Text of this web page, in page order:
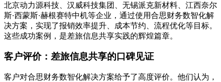
北京动力源科技、汉威科技集团、无锡派克新材料、江西奈尔
斯·西蒙斯·赫根赛特中机等企业，通过使用合思财务数智化解
决方案，实现了报销效率提升、成本节约、流程优化等目标。
这些成功案例，是差旅信息共享实践的辉煌篇章。
客户评价：差旅信息共享的口碑见证
客户对合思财务数智化解决方案给予了高度评价。他们认为，